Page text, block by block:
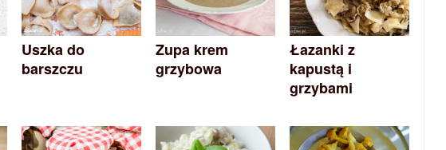
Uszka do
barszczu
Zupa krem
grzybowa
Łazanki z
kapustą i
grzybami